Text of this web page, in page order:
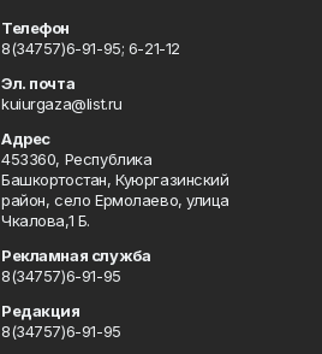
Телефон
8(34757)6-91-95; 6-21-12
Эл. почта
kuiurgaza@list.ru
Адрес
453360, Республика
Башкортостан, Куюргазинский
район, село Ермолаево, улица
Чкалова,1 Б.
Рекламная служба
8(34757)6-91-95
Редакция
8(34757)6-91-95